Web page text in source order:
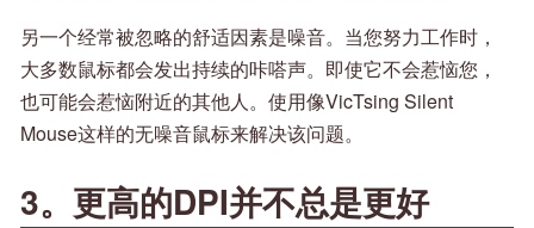
另一个经常被忽略的舒适因素是噪音。当您努力工作时，
大多数鼠标都会发出持续的咔嗒声。即使它不会惹恼您，
也可能会惹恼附近的其他人。使用像VicTsing Silent
Mouse这样的无噪音鼠标来解决该问题。
3。更高的DPI并不总是更好